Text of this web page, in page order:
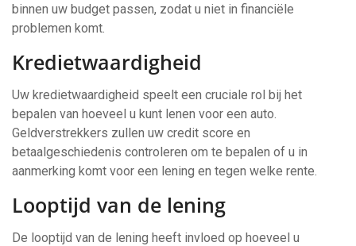
binnen uw budget passen, zodat u niet in financiële
problemen komt.
Kredietwaardigheid
Uw kredietwaardigheid speelt een cruciale rol bij het
bepalen van hoeveel u kunt lenen voor een auto.
Geldverstrekkers zullen uw credit score en
betaalgeschiedenis controleren om te bepalen of u in
aanmerking komt voor een lening en tegen welke rente.
Looptijd van de lening
De looptijd van de lening heeft invloed op hoeveel u